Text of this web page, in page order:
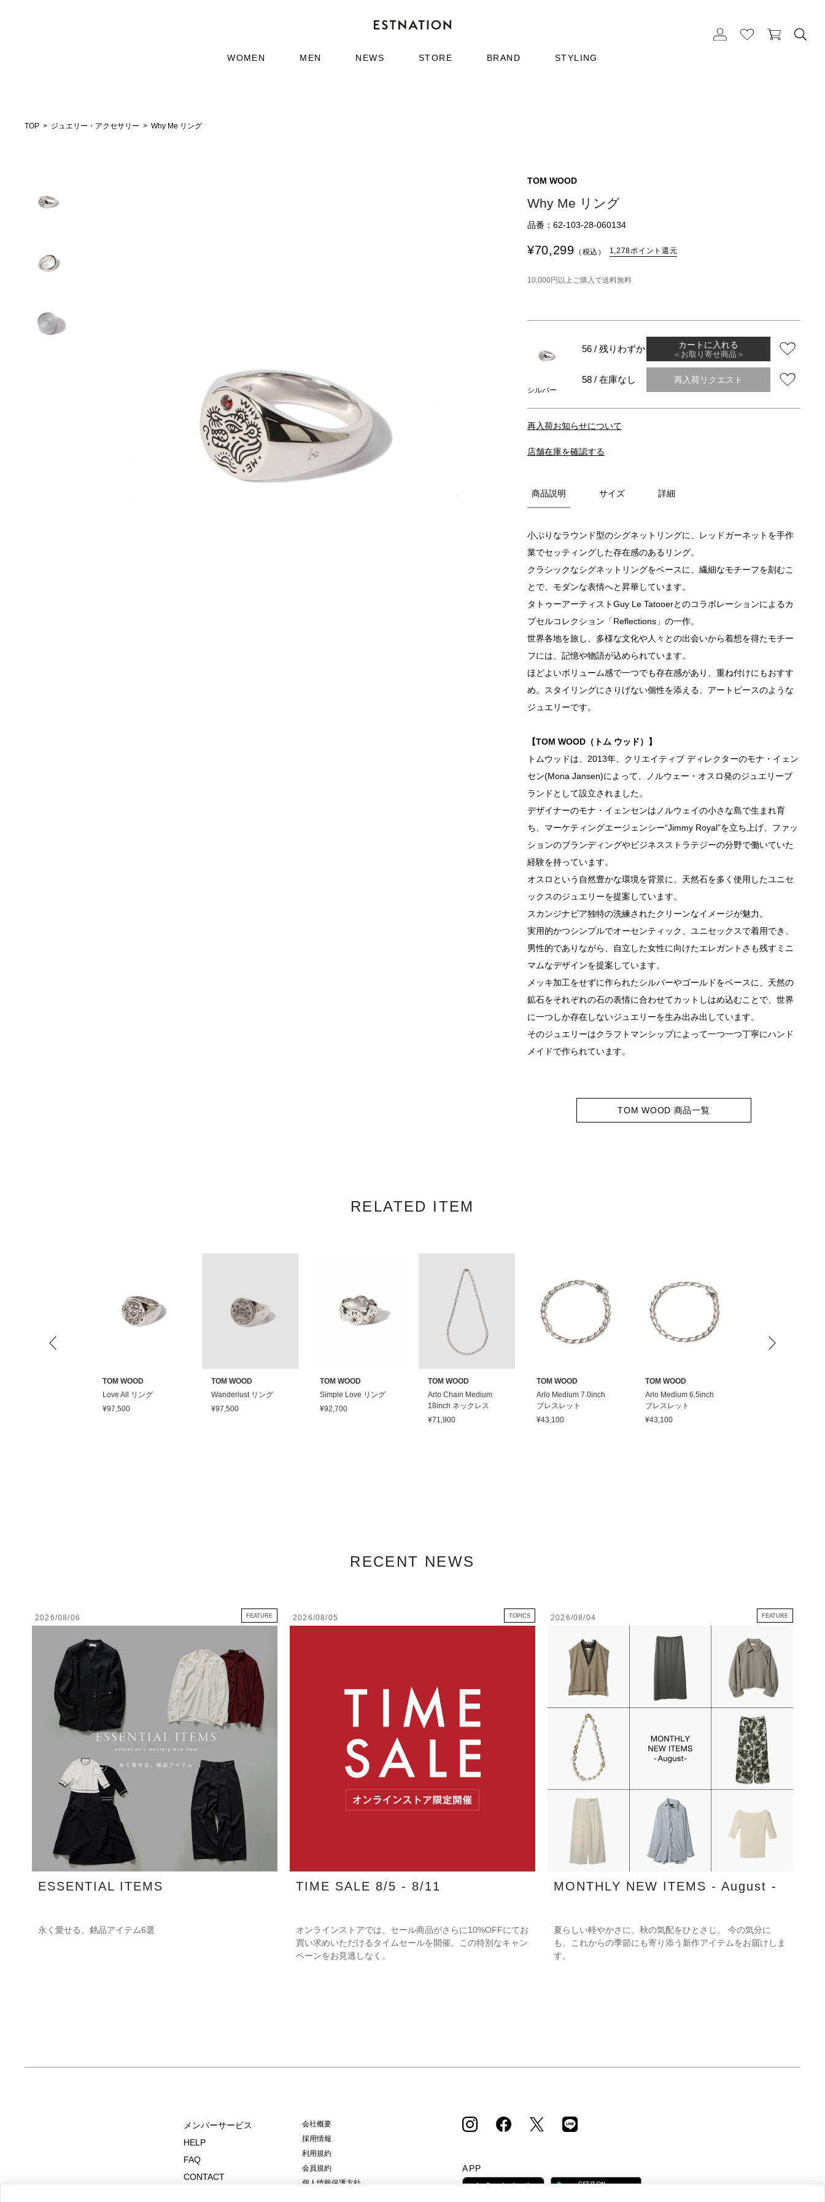
WOMEN MEN NEWS STORE BRAND STYLING
TOP ジュエリー・アクセサリー Why Me リング
TOM WOOD
Why Me リング
品番：62-103-28-060134
¥70,299 （税込） 1,278ポイント還元
10,000円以上ご購入で送料無料
シルバー
56 / 残りわずか カートに入れる
＜お取り寄せ商品＞
58 / 在庫なし 再入荷リクエスト
再入荷お知らせについて
店舗在庫を確認する
商品説明 サイズ 詳細
小ぶりなラウンド型のシグネットリングに、レッドガーネットを手作
業でセッティングした存在感のあるリング。
クラシックなシグネットリングをベースに、繊細なモチーフを刻むこ
とで、モダンな表情へと昇華しています。
タトゥーアーティストGuy Le Tatooerとのコラボレーションによるカ
プセルコレクション「Reflections」の一作。
世界各地を旅し、多様な文化や人々との出会いから着想を得たモチー
フには、記憶や物語が込められています。
ほどよいボリューム感で一つでも存在感があり、重ね付けにもおすす
め。スタイリングにさりげない個性を添える、アートピースのような
ジュエリーです。
【TOM WOOD（トム ウッド）】
トムウッドは、2013年、クリエイティブ ディレクターのモナ・イェン
セン(Mona Jansen)によって、ノルウェー・オスロ発のジュエリーブ
ランドとして設立されました。
デザイナーのモナ・イェンセンはノルウェイの小さな島で生まれ育
ち、マーケティングエージェンシー“Jimmy Royal”を立ち上げ、ファッ
ションのブランディングやビジネスストラテジーの分野で働いていた
経験を持っています。
オスロという自然豊かな環境を背景に、天然石を多く使用したユニセ
ックスのジュエリーを提案しています。
スカンジナビア独特の洗練されたクリーンなイメージが魅力。
実用的かつシンプルでオーセンティック、ユニセックスで着用でき、
男性的でありながら、自立した女性に向けたエレガントさも残すミニ
マムなデザインを提案しています。
メッキ加工をせずに作られたシルバーやゴールドをベースに、天然の
鉱石をそれぞれの石の表情に合わせてカットしはめ込むことで、世界
に一つしか存在しないジュエリーを生み出み出しています。
そのジュエリーはクラフトマンシップによって一つ一つ丁寧にハンド
メイドで作られています。
TOM WOOD 商品一覧
RELATED ITEM
TOM WOOD
Love All リング
¥97,500
TOM WOOD
Wanderlust リング
¥97,500
TOM WOOD
Simple Love リング
¥92,700
TOM WOOD
Arlo Chain Medium
18inch ネックレス
¥71,900
TOM WOOD
Arlo Medium 7.0inch
ブレスレット
¥43,100
TOM WOOD
Arlo Medium 6.5inch
ブレスレット
¥43,100
RECENT NEWS
2026/08/06 FEATURE
ESSENTIAL ITEMS
永く愛せる、銘品アイテム6選
2026/08/05 TOPICS
TIME SALE 8/5 - 8/11
オンラインストアでは、セール商品がさらに10%OFFにてお
買い求めいただけるタイムセールを開催。この特別なキャン
ペーンをお見逃しなく。
2026/08/04 FEATURE
MONTHLY NEW ITEMS - August -
夏らしい軽やかさに、秋の気配をひとさじ。 今の気分に
も、これからの季節にも寄り添う新作アイテムをお届けしま
す。
メンバーサービス
HELP
FAQ
CONTACT
会社概要
採用情報
利用規約
会員規約
個人情報保護方針
APP